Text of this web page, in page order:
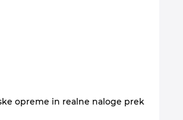
opreme in realne naloge prek